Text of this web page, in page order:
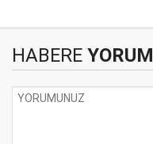
HABERE